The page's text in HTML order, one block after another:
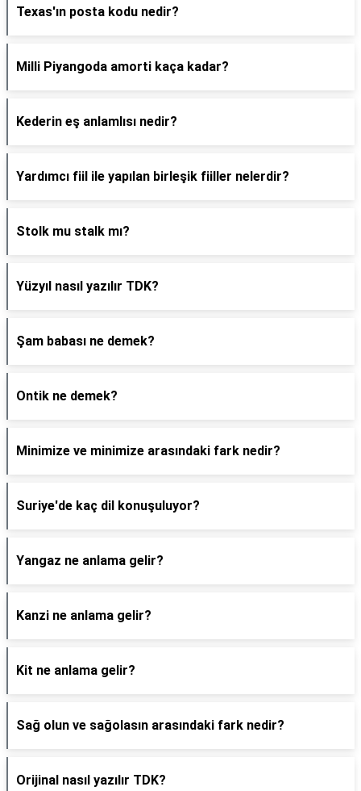
Texas'ın posta kodu nedir?
Milli Piyangoda amorti kaça kadar?
Kederin eş anlamlısı nedir?
Yardımcı fiil ile yapılan birleşik fiiller nelerdir?
Stolk mu stalk mı?
Yüzyıl nasıl yazılır TDK?
Şam babası ne demek?
Ontik ne demek?
Minimize ve minimize arasındaki fark nedir?
Suriye'de kaç dil konuşuluyor?
Yangaz ne anlama gelir?
Kanzi ne anlama gelir?
Kit ne anlama gelir?
Sağ olun ve sağolasın arasındaki fark nedir?
Orijinal nasıl yazılır TDK?